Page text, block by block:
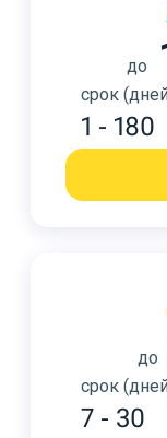
до
срок
1 - 180
до
срок
7 - 30